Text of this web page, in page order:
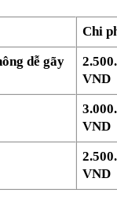
Chi
dễ gãy
VND
VND
VND